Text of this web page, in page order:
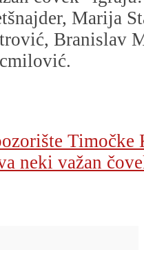
Marija
Branislav
Timočke
neki važan